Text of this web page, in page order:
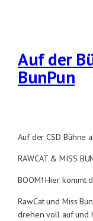
Auf der
BunPun
Auf der CSD Bühne
RAWCAT & MISS
BOOM! Hier kommt
RawCat und Miss
drehen voll auf und